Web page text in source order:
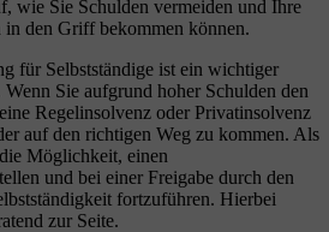
wie Sie Schulden vermeiden und Ihre
in den Griff bekommen können.
für Selbstständige ist ein wichtiger
Sie aufgrund hoher Schulden den
Regelinsolvenz oder Privatinsolvenz
auf den richtigen Weg zu kommen. Als
Möglichkeit, einen
und bei einer Freigabe durch den
fortzuführen. Hierbei
zur Seite.